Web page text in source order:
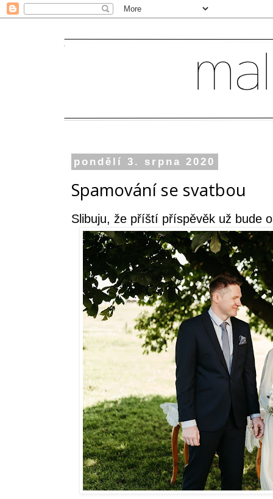
pondělí 3. srpna 2020
Spamování se svatbou
Slibuju, že příští příspěvěk už bude